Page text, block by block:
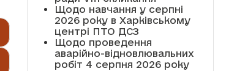
Щодо навчання у серпні
2026 року в Харківському
центрі ПТО ДСЗ
Щодо проведення
аварійно-відновлювальних
робіт 4 серпня 2026 року